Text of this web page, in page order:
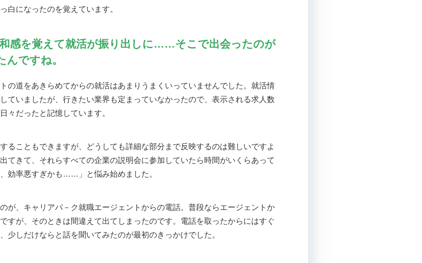
白になったのを覚えています。
感を覚えて就活が振り出しに……そこで出会ったのが
ですね。
の道をあきらめてからの就活はあまりうまくいっていませんでした。就活情
ていましたが、行きたい業界も定まっていなかったので、表示される求人数
々だったと記憶しています。
ることもできますが、どうしても詳細な部分まで反映するのは難しいですよ
てきて、それらすべての企業の説明会に参加していたら時間がいくらあって
効率悪すぎかも……」と悩み始めました。
が、キャリアパ－ク就職エージェントからの電話。普段ならエージェントか
すが、そのときは間違えて出てしまったのです。電話を取ったからにはすぐ
少しだけならと話を聞いてみたのが最初のきっかけでした。